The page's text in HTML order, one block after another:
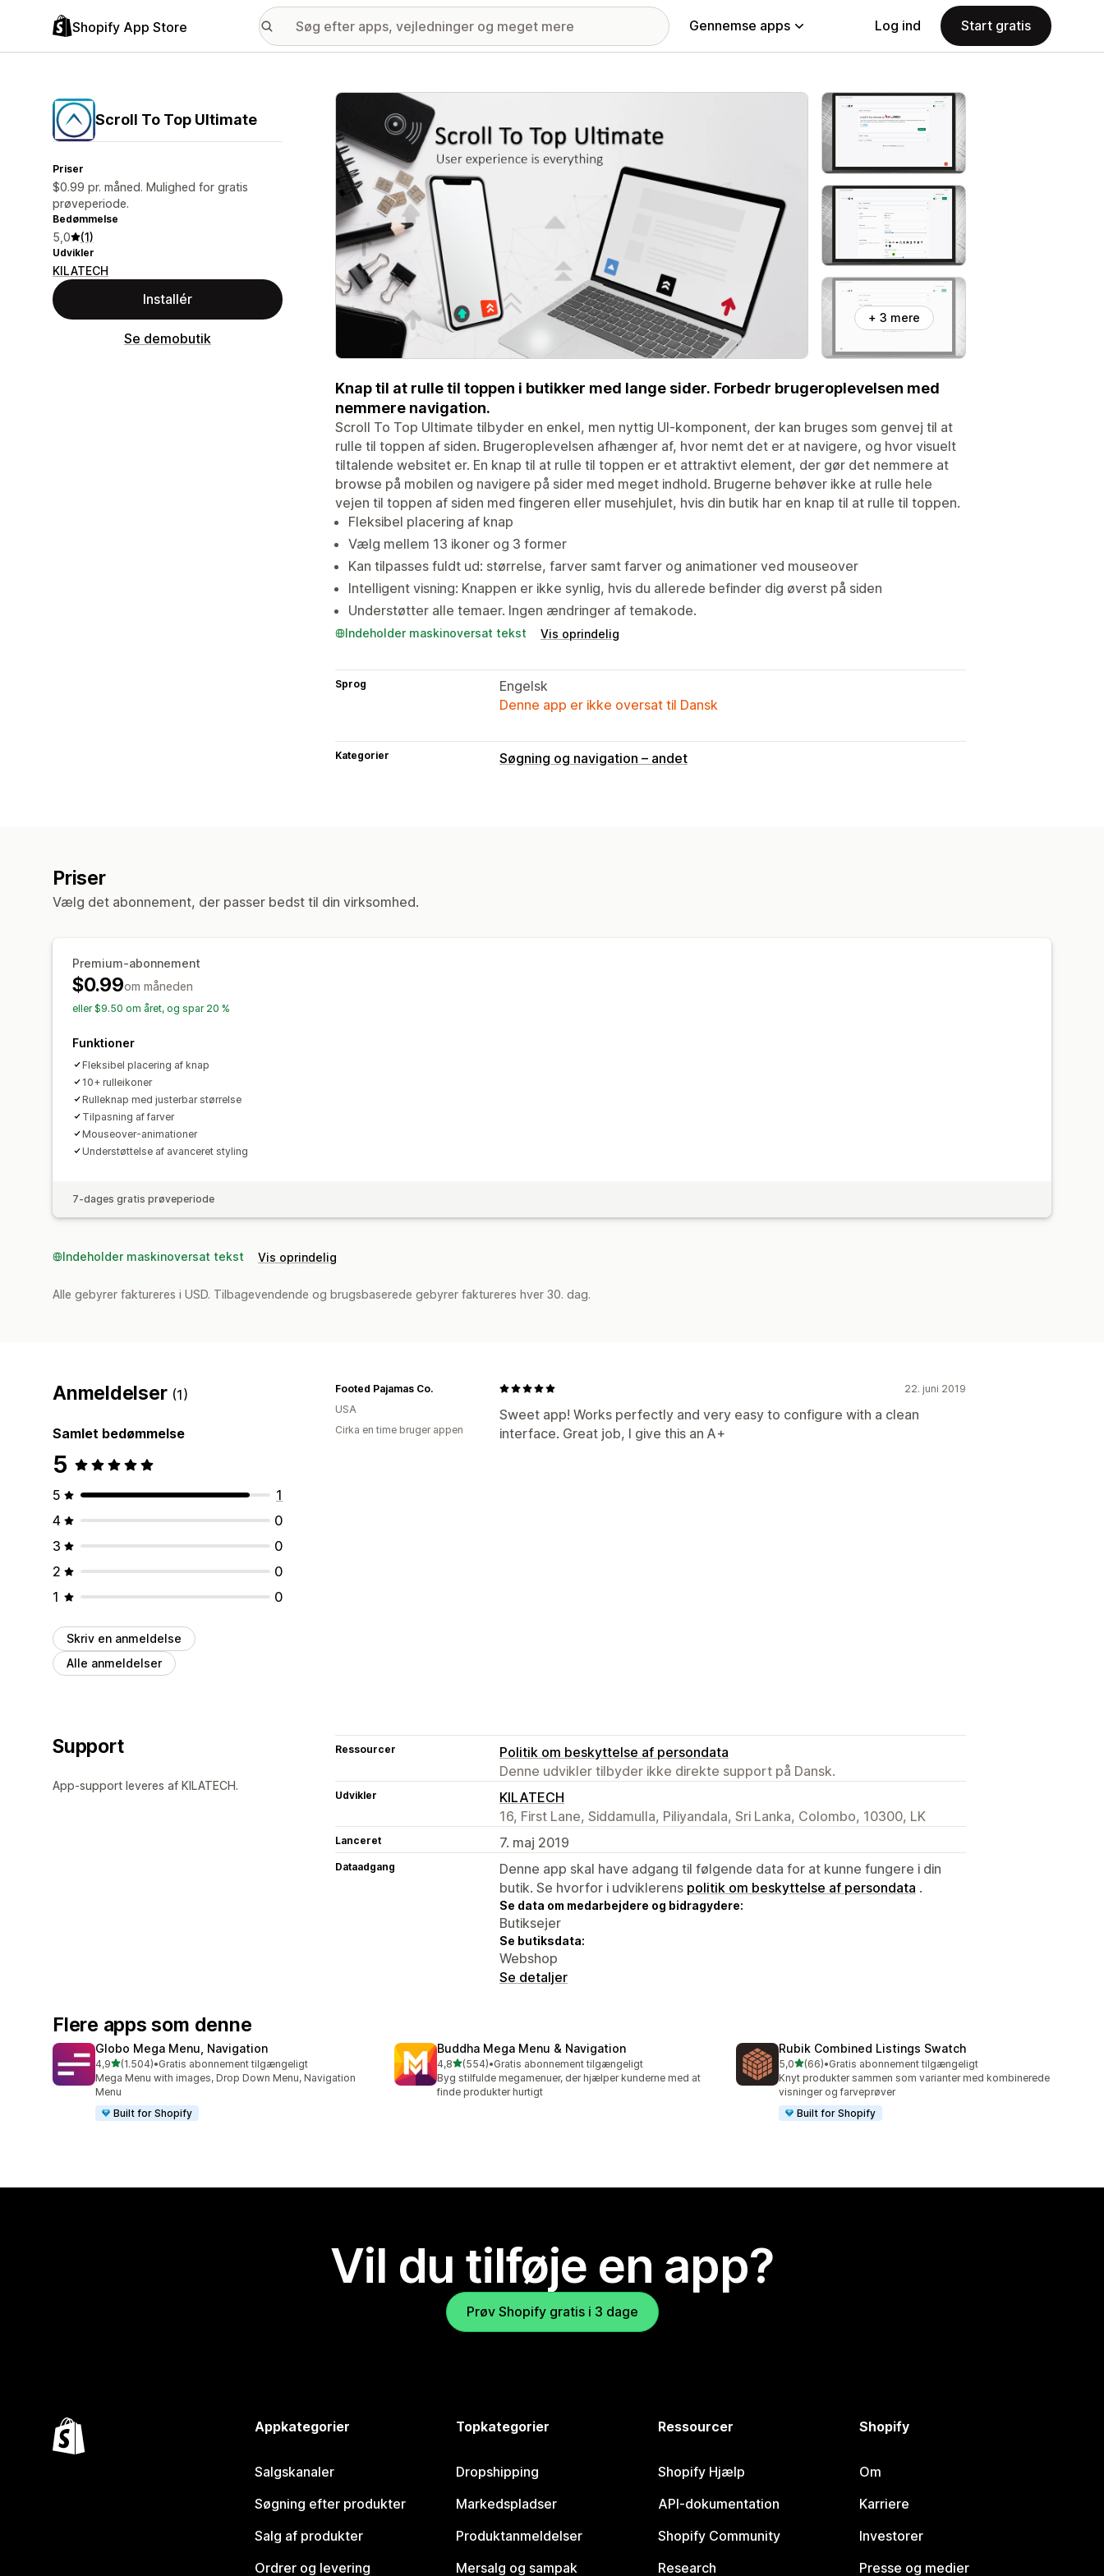
Shopify App Store Gennemse apps Log ind Start gratis
Scroll To Top Ultimate
Priser
$0.99 pr. måned. Mulighed for gratis
prøveperiode.
Bedømmelse
5,0 (1)
Udvikler
KILATECH
Installér
Se demobutik
Galleri med udvalgte billeder
+ 3 mere
Knap til at rulle til toppen i butikker med lange sider. Forbedr brugeroplevelsen med
nemmere navigation.
Scroll To Top Ultimate tilbyder en enkel, men nyttig UI-komponent, der kan bruges som genvej til at
rulle til toppen af siden. Brugeroplevelsen afhænger af, hvor nemt det er at navigere, og hvor visuelt
tiltalende websitet er. En knap til at rulle til toppen er et attraktivt element, der gør det nemmere at
browse på mobilen og navigere på sider med meget indhold. Brugerne behøver ikke at rulle hele
vejen til toppen af siden med fingeren eller musehjulet, hvis din butik har en knap til at rulle til toppen.
Fleksibel placering af knap
Vælg mellem 13 ikoner og 3 former
Kan tilpasses fuldt ud: størrelse, farver samt farver og animationer ved mouseover
Intelligent visning: Knappen er ikke synlig, hvis du allerede befinder dig øverst på siden
Understøtter alle temaer. Ingen ændringer af temakode.
Indeholder maskinoversat tekst Vis oprindelig
Sprog
Engelsk
Denne app er ikke oversat til Dansk
Kategorier Søgning og navigation – andet
Priser
Vælg det abonnement, der passer bedst til din virksomhed.
Premium-abonnement
$0.99om måneden
eller $9.50 om året, og spar 20 %
Funktioner
Fleksibel placering af knap
10+ rulleikoner
Rulleknap med justerbar størrelse
Tilpasning af farver
Mouseover-animationer
Understøttelse af avanceret styling
7-dages gratis prøveperiode
Indeholder maskinoversat tekst Vis oprindelig
Alle gebyrer faktureres i USD. Tilbagevendende og brugsbaserede gebyrer faktureres hver 30. dag.
Anmeldelser (1)
Samlet bedømmelse
5
5
1
4
0
3
0
2
0
1
0
Skriv en anmeldelse
Alle anmeldelser
22. juni 2019
Sweet app! Works perfectly and very easy to configure with a clean
interface. Great job, I give this an A+
Footed Pajamas Co.
USA
Cirka en time bruger appen
Support
App-support leveres af KILATECH.
Ressourcer
Politik om beskyttelse af persondata
Denne udvikler tilbyder ikke direkte support på Dansk.
Udvikler
KILATECH
16, First Lane, Siddamulla, Piliyandala, Sri Lanka, Colombo, 10300, LK
Lanceret 7. maj 2019
Dataadgang
Denne app skal have adgang til følgende data for at kunne fungere i din
butik. Se hvorfor i udviklerens politik om beskyttelse af persondata .
Se data om medarbejdere og bidragydere:
Butiksejer
Se butiksdata:
Webshop
Se detaljer
Flere apps som denne
Globo Mega Menu, Navigation
4,9ud af 5 stjerner
(1.504)
1504 anmeldelser i alt
•Gratis abonnement tilgængeligt
Mega Menu with images, Drop Down Menu, Navigation
Menu
Built for Shopify
Buddha Mega Menu & Navigation
4,8ud af 5 stjerner
(554)
554 anmeldelser i alt
•Gratis abonnement tilgængeligt
Byg stilfulde megamenuer, der hjælper kunderne med at
finde produkter hurtigt
Rubik Combined Listings Swatch
5,0ud af 5 stjerner
(66)
66 anmeldelser i alt
•Gratis abonnement tilgængeligt
Knyt produkter sammen som varianter med kombinerede
visninger og farveprøver
Built for Shopify
Vil du tilføje en app?
Prøv Shopify gratis i 3 dage
Appkategorier
Salgskanaler
Søgning efter produkter
Salg af produkter
Ordrer og levering
Topkategorier
Dropshipping
Markedspladser
Produktanmeldelser
Mersalg og sampak
Ressourcer
Shopify Hjælp
API-dokumentation
Shopify Community
Research
Shopify
Om
Karriere
Investorer
Presse og medier